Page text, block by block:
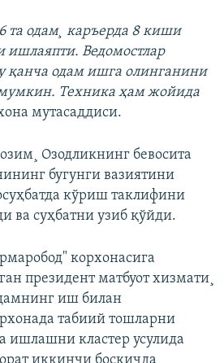
та одам¸ каръерда 8 киши
Ведомостлар
қанча одам ишга олинганини
Техника ҳам жойида
мутасаддиси.
Озодликнинг бевосита
бугунги вазиятини
кўриш таклифини
ва суҳбатни узиб қўйди.
корхонасига
президент матбуот хизмати¸
иш билан
табиий тошларни
ишлашни кластер усулида
иккинчи босқичда